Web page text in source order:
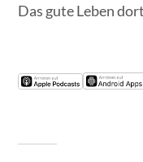
Das gute Leben